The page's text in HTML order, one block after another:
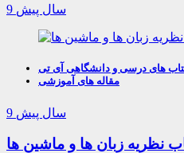
9 سال پیش
های درسی و دانشگاهی آی تی
مقاله های آموزشی
9 سال پیش
نظریه زبان ها و ماشین ها